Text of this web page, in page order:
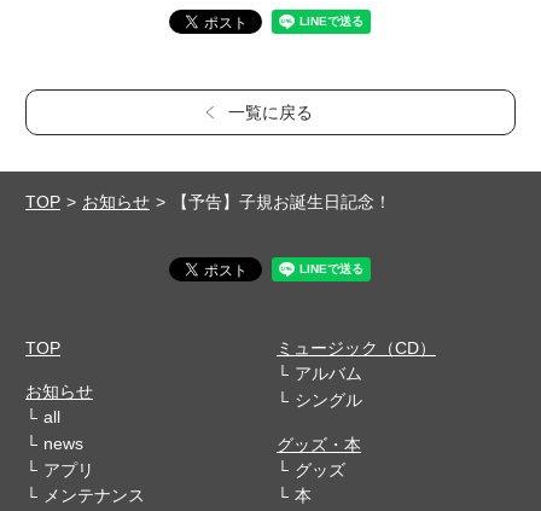
一覧に戻る
TOP お知らせ 【予告】子規お誕生日記念！
TOP
お知らせ
all
news
アプリ
メンテナンス
ミュージック（CD）
アルバム
シングル
グッズ・本
グッズ
本